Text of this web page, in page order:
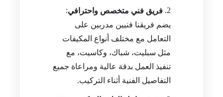
فريق فني متخصص واحترافي:
يضم فريقنا فنيين مدربين على
التعامل مع مختلف أنواع المكيفات
مثل سبليت، شباك، وكاسيت، مع
تنفيذ العمل بدقة عالية ومراعاة جميع
التفاصيل الفنية أثناء التركيب.